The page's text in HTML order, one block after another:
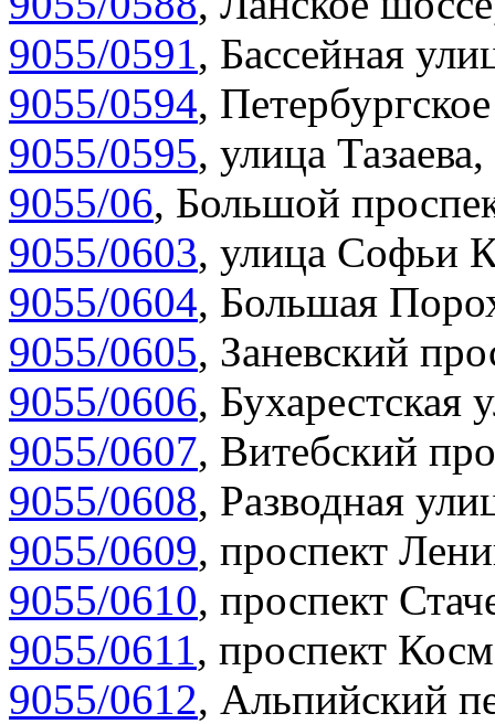
9055/0591, Бассейная
9055/0594,
9055/0595, улица
9055/06, Большой
9055/0603, улица Софьи
9055/0604, Большая
9055/0605, Заневский
9055/0606, Бухарестская
9055/0607, Витебский
9055/0608, Разводная
9055/0609, проспект
9055/0610, проспект
9055/0611, проспект
9055/0612, Альпийский